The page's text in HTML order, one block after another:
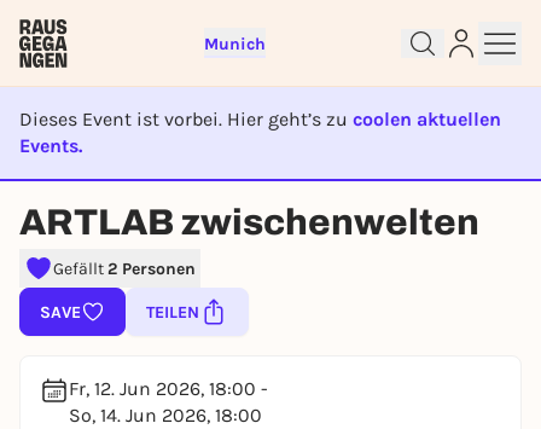
Munich
Dieses Event ist vorbei. Hier geht’s zu coolen aktuellen
Events.
EVENT IST BEENDET
ARTLAB zwischenwelten
Gefällt2 Personen
SAVE TEILEN
Fr, 12. Jun 2026, 18:00 -
So, 14. Jun 2026, 18:00
right away
lotteries, you need a free Rausgegangen account.
REGISTER FOR FREE NOW